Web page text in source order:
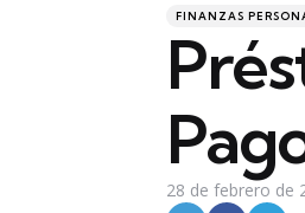
Categories
Posted
FINANZAS
28 de febrero de